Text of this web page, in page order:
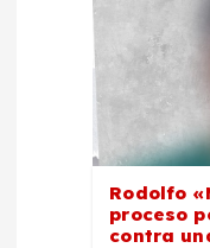
Rodolfo
proceso
contra